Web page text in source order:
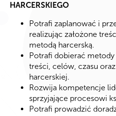
HARCERSKIEGO
Potrafi zaplanować i
realizując założone
metodą harcerską.
Potrafi dobierać
treści, celów, czasu
harcerskiej.
Rozwija kompetencje
sprzyjające procesowi
Potrafi prowadzić